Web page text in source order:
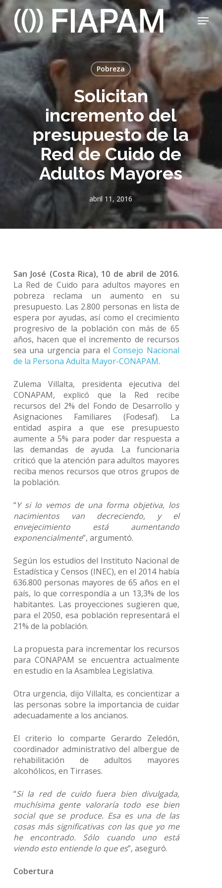
Skip
to
main
content
Menu
Pobreza
Solicitan
incremento del
presupuesto de la
Red de Cuido de
Adultos Mayores
abril 11, 2016
San José (Costa Rica), 10 de abril de 2016.
La Red de Cuido para adultos mayores en
pobreza reclama un aumento en su
presupuesto. Las 2.800 personas en lista de
espera por ayudas, así como el crecimiento
progresivo de la población con más de 65
años, hacen que el incremento de recursos
sea una urgencia para elConsejo Nacional
de la Persona Adulta Mayor-CONAPAM.
Zulema Villalta, presidenta ejecutiva del
CONAPAM, explicó que la Red recibe
recursos del 2% del Fondo de Desarrollo y
Asignaciones Familiares (Fodesaf). La
entidad aspira a que ese presupuesto
aumente a 5% para poder dar respuesta a
las demandas de ayuda. La funcionaria
criticó que la atención para adultos mayores
reciba menos recursos que otros grupos de
la población.
“Y si lo vemos de una forma objetiva, los
nacimientos van decreciendo, y el
envejecimiento está aumentando
exponencialmente”, argumentó.
Según los estudios del Instituto Nacional de
Estadística y Censos (INEC), en el 2014 había
636.800 personas mayores de 65 años en el
país, lo que correspondía a un 13,3% de los
habitantes. Las proyecciones sugieren que,
para el 2050, esa población representará el
21% de la población.
La propuesta para incrementar los recursos
para CONAPAM se encuentra actualmente
en estudio en la Asamblea Legislativa.
Otra urgencia, dijo Villalta, es concientizar a
las personas sobre la importancia de cuidar
adecuadamente a los ancianos.
El criterio lo comparte Gerardo Zeledón,
coordinador administrativo del albergue de
rehabilitación de adultos mayores
alcohólicos, en Tirrases.
“Si la red de cuido fuera bien divulgada,
muchísima gente valoraría todo ese bien
social que se produce. Esa es una de las
cosas más significativas con las que yo me
he encontrado. Sólo cuando uno está
viendo esto entiende lo que es”, aseguró.
Cobertura
Close
Menu